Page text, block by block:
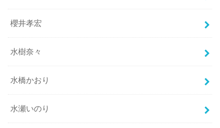
櫻井孝宏
水樹奈々
水橋かおり
水瀬いのり